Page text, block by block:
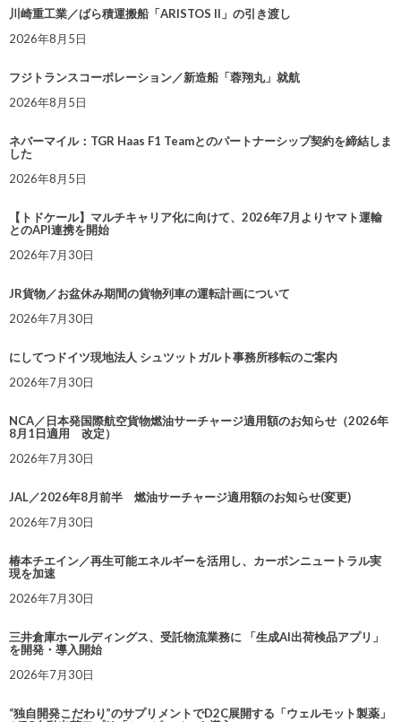
川崎重工業／ばら積運搬船「ARISTOS II」の引き渡し
2026年8月5日
フジトランスコーポレーション／新造船「蓉翔丸」就航
2026年8月5日
ネバーマイル：TGR Haas F1 Teamとのパートナーシップ契約を締結しま
した
2026年8月5日
【トドケール】マルチキャリア化に向けて、2026年7月よりヤマト運輸
とのAPI連携を開始
2026年7月30日
JR貨物／お盆休み期間の貨物列車の運転計画について
2026年7月30日
にしてつドイツ現地法人 シュツットガルト事務所移転のご案内
2026年7月30日
NCA／日本発国際航空貨物燃油サーチャージ適用額のお知らせ（2026年
8月1日適用 改定）
2026年7月30日
JAL／2026年8月前半 燃油サーチャージ適用額のお知らせ(変更)
2026年7月30日
椿本チエイン／再生可能エネルギーを活用し、カーボンニュートラル実
現を加速
2026年7月30日
三井倉庫ホールディングス、受託物流業務に 「生成AI出荷検品アプリ」
を開発・導入開始
2026年7月30日
“独自開発こだわり”のサプリメントでD2C展開する「ウェルモット製薬」